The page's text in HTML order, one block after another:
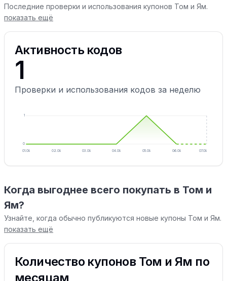
Последние проверки и использования купонов Том и Ям.
показать ещё
Активность кодов
1
Проверки и использования кодов за неделю
0
1
01.08 02.08 03.08 04.08 05.08 06.08 07.08
Когда выгоднее всего покупать в Том и
Ям?
Узнайте, когда обычно публикуются новые купоны Том и Ям.
показать ещё
Количество купонов Том и Ям по
месяцам